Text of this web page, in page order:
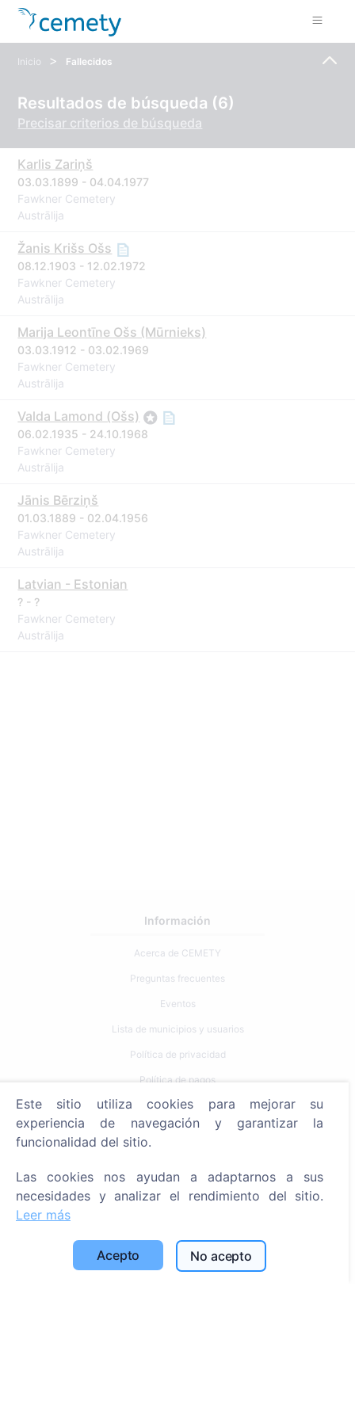
Inicio > Fallecidos
Resultados de búsqueda (6)
Precisar criterios de búsqueda
Karlis Zariņš
03.03.1899 - 04.04.1977
Fawkner Cemetery
Austrālija
Žanis Krišs Ošs
08.12.1903 - 12.02.1972
Fawkner Cemetery
Austrālija
Marija Leontīne Ošs (Mūrnieks)
03.03.1912 - 03.02.1969
Fawkner Cemetery
Austrālija
Valda Lamond (Ošs)
06.02.1935 - 24.10.1968
Fawkner Cemetery
Austrālija
Jānis Bērziņš
01.03.1889 - 02.04.1956
Fawkner Cemetery
Austrālija
Latvian - Estonian
? - ?
Fawkner Cemetery
Austrālija
Información
Acerca de CEMETY
Preguntas frecuentes
Eventos
Lista de municipios y usuarios
Política de privacidad
Política de pagos
Configuración de cookies
Buscar fallecidos
Buscar cementerios
Contactos
Este sitio utiliza cookies para mejorar su
experiencia de navegación y garantizar la
funcionalidad del sitio.
Las cookies nos ayudan a adaptarnos a sus
necesidades y analizar el rendimiento del sitio.
Leer más
Acepto No acepto